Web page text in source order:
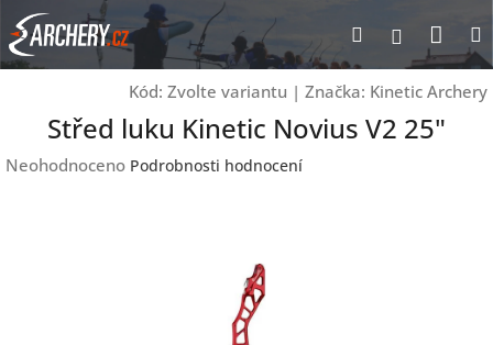
Přejít
na
obsah
Hledat
Kód: Zvolte variantu | Značka: Kinetic Archery
Střed luku Kinetic Novius V2 25"
Průměrné
Neohodnoceno Podrobnosti hodnocení